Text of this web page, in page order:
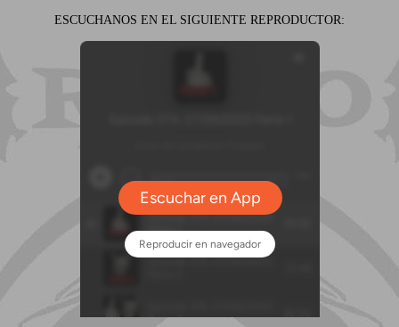
ESCUCHANOS EN EL SIGUIENTE REPRODUCTOR: